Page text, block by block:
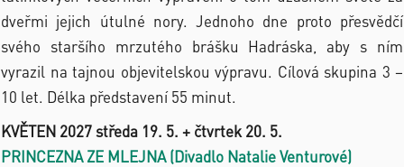
dveřmi jejich útulné nory. Jednoho dne proto přesvědčí
svého staršího mrzutého brášku Hadráska, aby s ním
vyrazil na tajnou objevitelskou výpravu. Cílová skupina 3 –
10 let. Délka představení 55 minut.
KVĚTEN 2027 středa 19. 5. + čtvrtek 20. 5.
PRINCEZNA ZE MLEJNA (Divadlo Natalie Venturové)